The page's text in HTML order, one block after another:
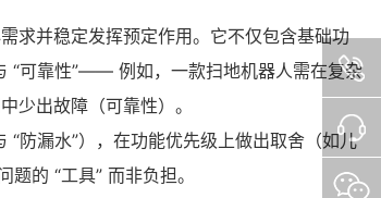
求并稳定发挥预定作用。它不仅包含基础功
“可靠性”—— 例如，一款扫地机器人需在复杂
少出故障（可靠性）。
防漏水”），在功能优先级上做出取舍（如儿
的 “工具” 而非负担。
028-
在线沟